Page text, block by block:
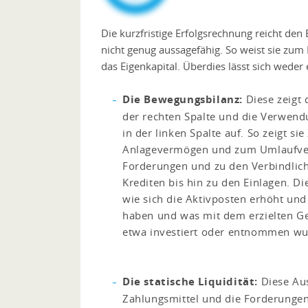
Die kurzfristige Erfolgsrechnung reicht
nicht genug aussagefähig. So weist sie
das Eigenkapital. Überdies lässt sich
Die Bewegungsbilanz: Diese
der rechten Spalte und die
in der linken Spalte auf. So zeigt
Anlagevermögen und zum
Forderungen und zu den
Krediten bis hin zu den Einlagen.
wie sich die Aktivposten erhöht
haben und was mit dem erzielten
etwa investiert oder entnommen
Die statische Liquidität: Diese
Zahlungsmittel und die